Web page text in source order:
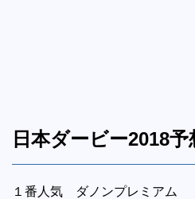
日本ダービー2018
１番人気 ダノンプレミアム